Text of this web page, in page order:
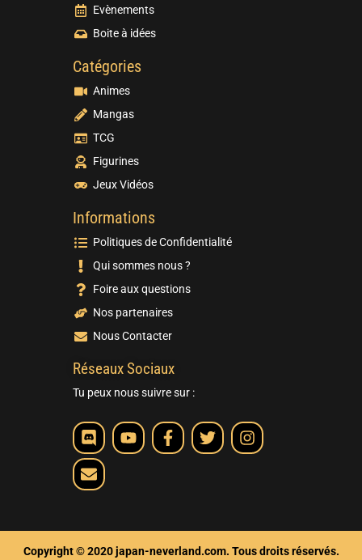
Evènements
Boite à idées
Catégories
Animes
Mangas
TCG
Figurines
Jeux Vidéos
Informations
Politiques de Confidentialité
Qui sommes nous ?
Foire aux questions
Nos partenaires
Nous Contacter
Réseaux Sociaux
Tu peux nous suivre sur :
Copyright © 2020 japan-neverland.com. Tous droits réservés.